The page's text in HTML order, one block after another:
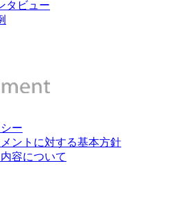
タビュー
ー
ントに対する基本方針
容について